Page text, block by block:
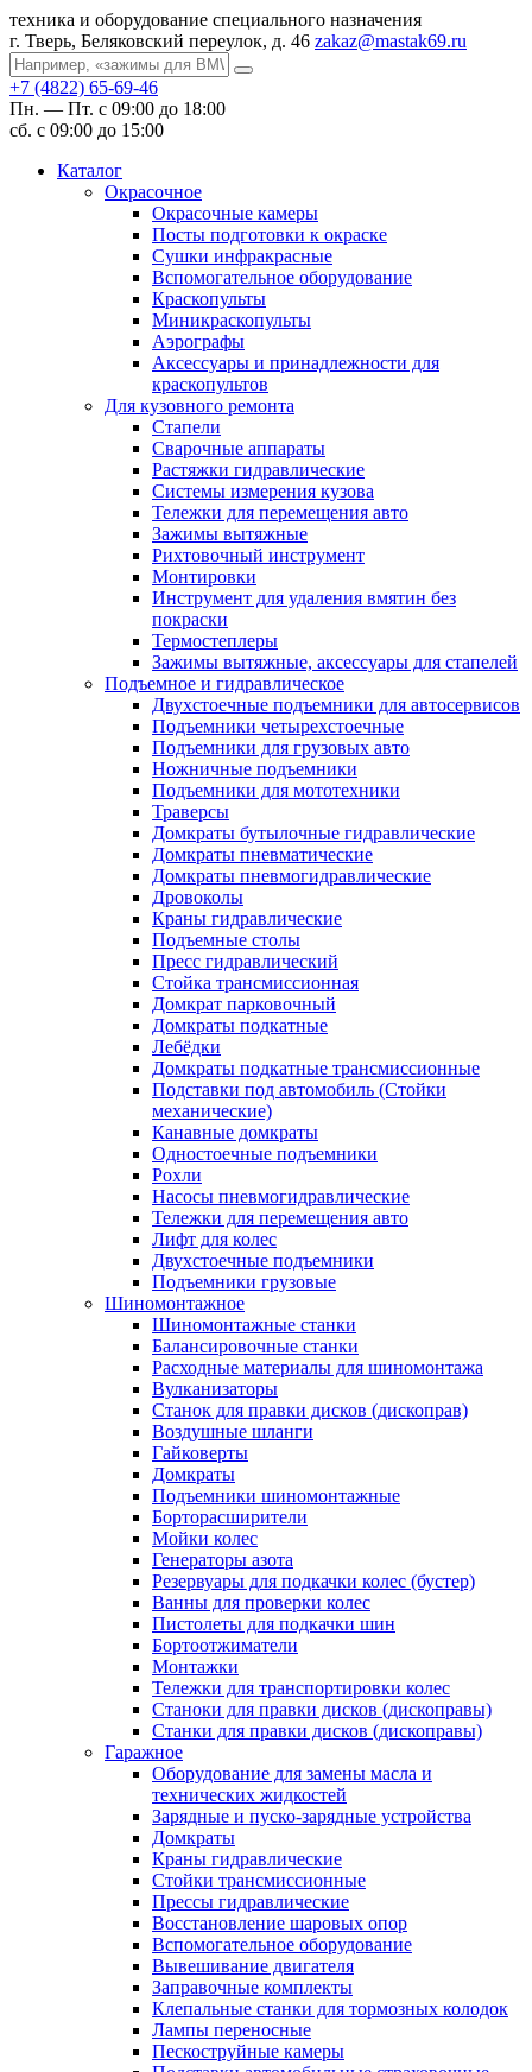
техника и оборудование специального назначения
г. Тверь, Беляковский переулок, д. 46 zakaz@mastak69.ru
+7 (4822) 65-69-46
Пн. — Пт. с 09:00 до 18:00
сб. с 09:00 до 15:00
Каталог
Окрасочное
Окрасочные камеры
Посты подготовки к окраске
Сушки инфракрасные
Вспомогательное оборудование
Краскопульты
Миникраскопульты
Аэрографы
Аксессуары и принадлежности для
краскопультов
Для кузовного ремонта
Стапели
Сварочные аппараты
Растяжки гидравлические
Системы измерения кузова
Тележки для перемещения авто
Зажимы вытяжные
Рихтовочный инструмент
Монтировки
Инструмент для удаления вмятин без
покраски
Термостеплеры
Зажимы вытяжные, аксессуары для стапелей
Подъемное и гидравлическое
Двухстоечные подъемники для автосервисов
Подъемники четырехстоечные
Подъемники для грузовых авто
Ножничные подъемники
Подъемники для мототехники
Траверсы
Домкраты бутылочные гидравлические
Домкраты пневматические
Домкраты пневмогидравлические
Дровоколы
Краны гидравлические
Подъемные столы
Пресс гидравлический
Стойка трансмиссионная
Домкрат парковочный
Домкраты подкатные
Лебёдки
Домкраты подкатные трансмиссионные
Подставки под автомобиль (Стойки
механические)
Канавные домкраты
Одностоечные подъемники
Рохли
Насосы пневмогидравлические
Тележки для перемещения авто
Лифт для колес
Двухстоечные подъемники
Подъемники грузовые
Шиномонтажное
Шиномонтажные станки
Балансировочные станки
Расходные материалы для шиномонтажа
Вулканизаторы
Станок для правки дисков (дископрав)
Воздушные шланги
Гайковерты
Домкраты
Подъемники шиномонтажные
Борторасширители
Мойки колес
Генераторы азота
Резервуары для подкачки колес (бустер)
Ванны для проверки колес
Пистолеты для подкачки шин
Бортоотжиматели
Монтажки
Тележки для транспортировки колес
Станоки для правки дисков (дископравы)
Станки для правки дисков (дископравы)
Гаражное
Оборудование для замены масла и
технических жидкостей
Зарядные и пуско-зарядные устройства
Домкраты
Краны гидравлические
Стойки трансмиссионные
Прессы гидравлические
Восстановление шаровых опор
Вспомогательное оборудование
Вывешивание двигателя
Заправочные комплекты
Клепальные станки для тормозных колодок
Лампы переносные
Пескоструйные камеры